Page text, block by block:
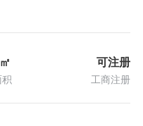
㎡
积
可注册
工商注册